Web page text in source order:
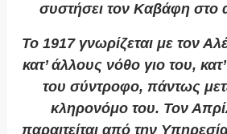
συστήσει τον Καβάφη στο
Το 1917 γνωρίζεται με τον
κατ’ άλλους νόθο γιο του,
του σύντροφο, πάντως
κληρονόμο του. Τον
παραιτείται από την